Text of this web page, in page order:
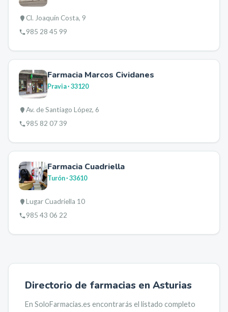
Cl. Joaquín Costa, 9
985 28 45 99
Farmacia Marcos Cividanes
Pravia· 33120
Av. de Santiago López, 6
985 82 07 39
Farmacia Cuadriella
Turón· 33610
Lugar Cuadriella 10
985 43 06 22
Directorio de farmacias en Asturias
En SoloFarmacias.es encontrarás el listado completo